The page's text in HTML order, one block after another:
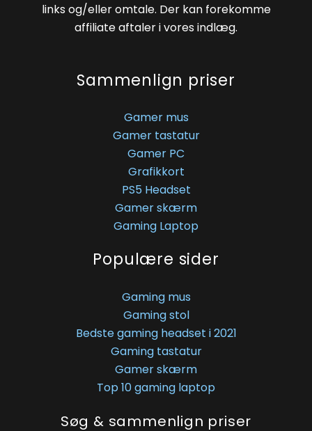
links og/eller omtale. Der kan forekomme
affiliate aftaler i vores indlæg.
Sammenlign priser
Gamer mus
Gamer tastatur
Gamer PC
Grafikkort
PS5 Headset
Gamer skærm
Gaming Laptop
Populære sider
Gaming mus
Gaming stol
Bedste gaming headset i 2021
Gaming tastatur
Gamer skærm
Top 10 gaming laptop
Søg & sammenlign priser